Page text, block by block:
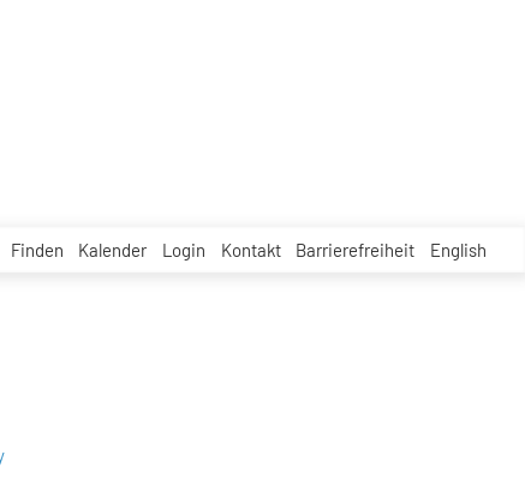
Finden Kalender Login Kontakt Barrierefreiheit English